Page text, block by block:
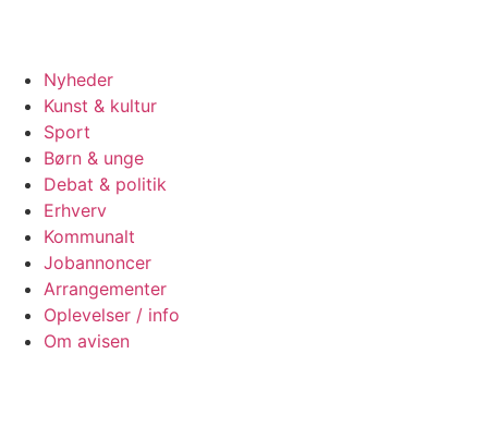
Nyheder
Kunst & kultur
Sport
Børn & unge
Debat & politik
Erhverv
Kommunalt
Jobannoncer
Arrangementer
Oplevelser / info
Om avisen